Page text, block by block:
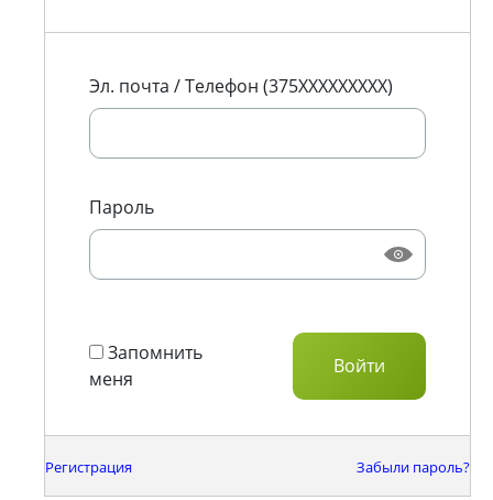
Эл. почта / Телефон (375XXXXXXXXX)
Пароль
Запомнить
меня
Регистрация Забыли пароль?